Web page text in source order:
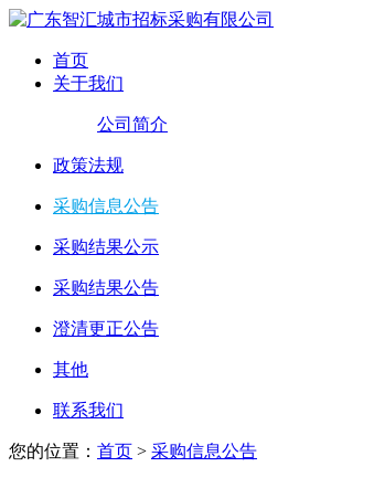
首页
关于我们
公司简介
政策法规
采购信息公告
采购结果公示
采购结果公告
澄清更正公告
其他
联系我们
您的位置： 首页 > 采购信息公告